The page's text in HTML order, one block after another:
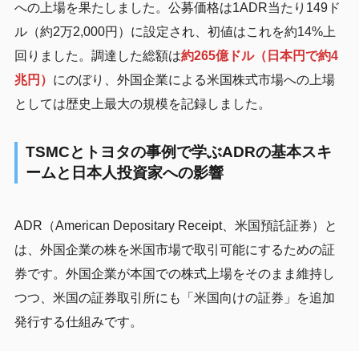
への上場を果たしました。公募価格は1ADR当たり149ド
ル（約2万2,000円）に設定され、初値はこれを約14%上
回りました。調達した総額は約265億ドル（日本円で約4
兆円） にのぼり、外国企業による米国株式市場への上場
としては歴史上最大の規模を記録しました。
TSMCとトヨタの事例で学ぶADRの基本スキ
ームと日本人投資家への影響
ADR（American Depositary Receipt、米国預託証券）と
は、外国企業の株を米国市場で取引可能にするための証
券です。外国企業が本国での株式上場をそのまま維持し
つつ、米国の証券取引所にも「米国向けの証券」を追加
発行する仕組みです。